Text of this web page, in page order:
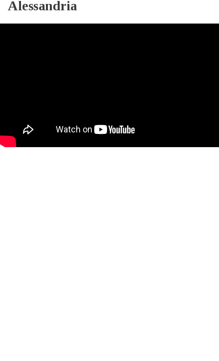
Alessandria